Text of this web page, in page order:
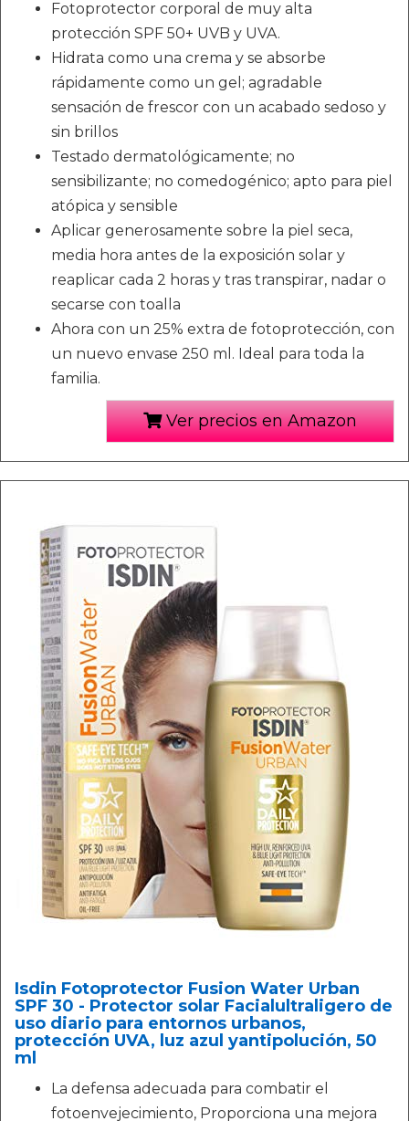
Fotoprotector corporal de muy alta
protección SPF 50+ UVB y UVA.
Hidrata como una crema y se absorbe
rápidamente como un gel; agradable
sensación de frescor con un acabado sedoso y
sin brillos
Testado dermatológicamente; no
sensibilizante; no comedogénico; apto para piel
atópica y sensible
Aplicar generosamente sobre la piel seca,
media hora antes de la exposición solar y
reaplicar cada 2 horas y tras transpirar, nadar o
secarse con toalla
Ahora con un 25% extra de fotoprotección, con
un nuevo envase 250 ml. Ideal para toda la
familia.
Ver precios en Amazon
Isdin Fotoprotector Fusion Water Urban
SPF 30 - Protector solar Facialultraligero de
uso diario para entornos urbanos,
protección UVA, luz azul yantipolución, 50
ml
La defensa adecuada para combatir el
fotoenvejecimiento, Proporciona una mejora